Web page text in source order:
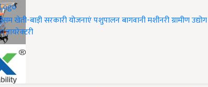
खेती-बाड़ीसरकारी योजनाएंपशुपालनबागवानीमशीनरीग्रामीण उद्योग
डायरेक्टरी